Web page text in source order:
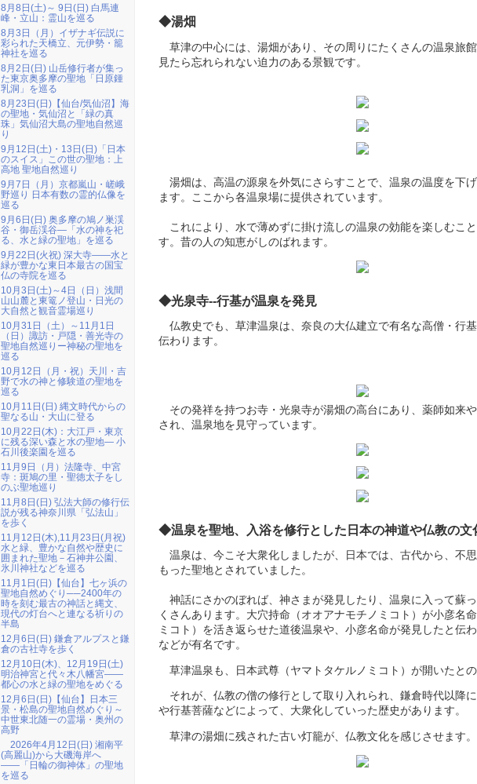
◆湯畑
草津の中心には、湯畑があり、その周りにたくさんの温泉旅
見たら忘れられない迫力のある景観です。
湯畑は、高温の源泉を外気にさらすことで、温泉の温度を下
ます。ここから各温泉場に提供されています。
これにより、水で薄めずに掛け流しの温泉の効能を楽しむこ
す。昔の人の知恵がしのばれます。
◆光泉寺--行基が温泉を発見
仏教史でも、草津温泉は、奈良の大仏建立で有名な高僧・行
伝わります。
その発祥を持つお寺・光泉寺が湯畑の高台にあり、薬師如来
され、温泉地を見守っています。
◆温泉を聖地、入浴を修行とした日本の神道や仏教の文
温泉は、今こそ大衆化しましたが、日本では、古代から、不
もった聖地とされていました。
神話にさかのぼれば、神さまが発見したり、温泉に入って蘇
くさんあります。大穴持命（オオアナモチノミコト）が小彦名
ミコト）を活き返らせた道後温泉や、小彦名命が発見したと伝
などが有名です。
草津温泉も、日本武尊（ヤマトタケルノミコト）が開いたとの
それが、仏教の僧の修行として取り入れられ、鎌倉時代以降
や行基菩薩などによって、大衆化していった歴史があります。
草津の湯畑に残された古い灯籠が、仏教文化を感じさせます。
8月8日(土)～ 9日(日) 白馬連
峰・立山：霊山を巡る
8月3日（月）イザナギ伝説に
彩られた天橋立、元伊勢・籠
神社を巡る
8月2日(日) 山岳修行者が集っ
た東京奥多摩の聖地「日原鍾
乳洞」を巡る
8月23日(日)【仙台/気仙沼】海
の聖地・気仙沼と「緑の真
珠」気仙沼大島の聖地自然巡
り
9月12日(土)・13日(日)「日本
のスイス」この世の聖地：上
高地 聖地自然巡り
9月7日（月）京都嵐山・嵯峨
野巡り 日本有数の霊的仏像を
巡る
9月6日(日) 奥多摩の鳩ノ巣渓
谷・御岳渓谷―「水の神を祀
る、水と緑の聖地」を巡る
9月22日(火祝) 深大寺――水と
緑が豊かな東日本最古の国宝
仏の寺院を巡る
10月3日(土)～4日（日）浅間
山山麓と東篭ノ登山・日光の
大自然と観音霊場巡り
10月31日（土）～11月1日
（日）諏訪・戸隠・善光寺の
聖地自然巡りー神秘の聖地を
巡る
10月12日（月・祝）天川・吉
野で水の神と修験道の聖地を
巡る
10月11日(日) 縄文時代からの
聖なる山・大山に登る
10月22日(木)：大江戸・東京
に残る深い森と水の聖地― 小
石川後楽園を巡る
11月9日（月）法隆寺、中宮
寺：斑鳩の里・聖徳太子をし
のぶ聖地巡り
11月8日(日) 弘法大師の修行伝
説が残る神奈川県「弘法山」
を歩く
11月12日(木),11月23日(月祝)
水と緑、豊かな自然や歴史に
囲まれた聖地－石神井公園、
氷川神社などを巡る
11月1日(日)【仙台】七ヶ浜の
聖地自然めぐり──2400年の
時を刻む最古の神話と縄文、
現代の灯台へと連なる祈りの
半島
12月6日(日) 鎌倉アルプスと鎌
倉の古社寺を歩く
12月10日(木)、12月19日(土)
明治神宮と代々木八幡宮――
都心の水と緑の聖地をめぐる
12月6日(日)【仙台】日本三
景・松島の聖地自然めぐり～
中世東北随一の霊場・奥州の
高野
2026年4月12日(日) 湘南平
(高麗山)から大磯海岸へ
――「日輪の御神体」の聖地
を巡る